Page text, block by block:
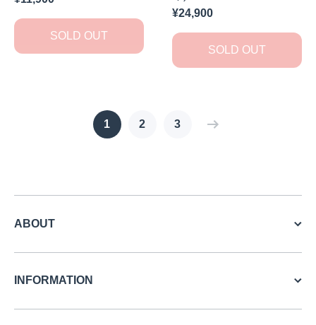
SOLD OUT
¥24,900
SOLD OUT
1 2 3
ABOUT
INFORMATION